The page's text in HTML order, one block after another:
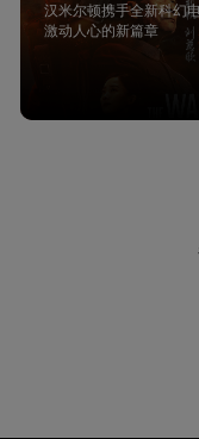
汉米尔顿携手全新科幻
激动人心的新篇章